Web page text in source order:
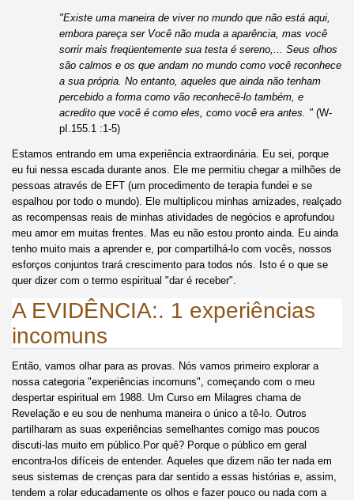
"Existe uma maneira de viver no mundo que não está aqui,
embora pareça ser Você não muda a aparência, mas você
sorrir mais freqüentemente sua testa é sereno,... Seus olhos
são calmos e os que andam no mundo como você reconhece
a sua própria. No entanto, aqueles que ainda não tenham
percebido a forma como vão reconhecê-lo também, e
acredito que você é como eles, como você era antes. "(W-
pI.155.1 :1-5)
Estamos entrando em uma experiência extraordinária. Eu sei, porque
eu fui nessa escada durante anos. Ele me permitiu chegar a milhões de
pessoas através de EFT (um procedimento de terapia fundei e se
espalhou por todo o mundo). Ele multiplicou minhas amizades, realçado
as recompensas reais de minhas atividades de negócios e aprofundou
meu amor em muitas frentes. Mas eu não estou pronto ainda. Eu ainda
tenho muito mais a aprender e, por compartilhá-lo com vocês, nossos
esforços conjuntos trará crescimento para todos nós. Isto é o que se
quer dizer com o termo espiritual "dar é receber".
A EVIDÊNCIA:. 1 experiências
incomuns
Então, vamos olhar para as provas. Nós vamos primeiro explorar a
nossa categoria "experiências incomuns", começando com o meu
despertar espiritual em 1988. Um Curso em Milagres chama de
Revelação e eu sou de nenhuma maneira o único a tê-lo. Outros
partilharam as suas experiências semelhantes comigo mas poucos
discuti-las muito em público.Por quê? Porque o público em geral
encontra-los difíceis de entender. Aqueles que dizem não ter nada em
seus sistemas de crenças para dar sentido a essas histórias e, assim,
tendem a rolar educadamente os olhos e fazer pouco ou nada com a